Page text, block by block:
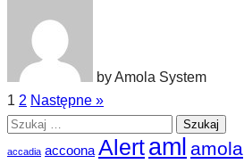
by Amola System
1 2 Następne »
Szukaj:
accadia accoona Alertaml amola